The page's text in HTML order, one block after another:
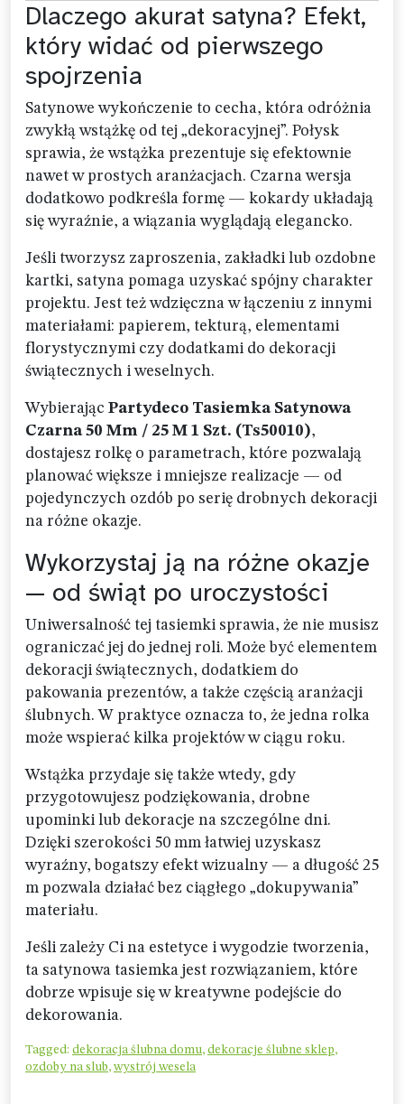
Dlaczego akurat satyna? Efekt,
który widać od pierwszego
spojrzenia
Satynowe wykończenie to cecha, która odróżnia
zwykłą wstążkę od tej „dekoracyjnej”. Połysk
sprawia, że wstążka prezentuje się efektownie
nawet w prostych aranżacjach. Czarna wersja
dodatkowo podkreśla formę — kokardy układają
się wyraźnie, a wiązania wyglądają elegancko.
Jeśli tworzysz zaproszenia, zakładki lub ozdobne
kartki, satyna pomaga uzyskać spójny charakter
projektu. Jest też wdzięczna w łączeniu z innymi
materiałami: papierem, tekturą, elementami
florystycznymi czy dodatkami do dekoracji
świątecznych i weselnych.
Wybierając Partydeco Tasiemka Satynowa
Czarna 50 Mm / 25 M 1 Szt. (Ts50010),
dostajesz rolkę o parametrach, które pozwalają
planować większe i mniejsze realizacje — od
pojedynczych ozdób po serię drobnych dekoracji
na różne okazje.
Wykorzystaj ją na różne okazje
— od świąt po uroczystości
Uniwersalność tej tasiemki sprawia, że nie musisz
ograniczać jej do jednej roli. Może być elementem
dekoracji świątecznych, dodatkiem do
pakowania prezentów, a także częścią aranżacji
ślubnych. W praktyce oznacza to, że jedna rolka
może wspierać kilka projektów w ciągu roku.
Wstążka przydaje się także wtedy, gdy
przygotowujesz podziękowania, drobne
upominki lub dekoracje na szczególne dni.
Dzięki szerokości 50 mm łatwiej uzyskasz
wyraźny, bogatszy efekt wizualny — a długość 25
m pozwala działać bez ciągłego „dokupywania”
materiału.
Jeśli zależy Ci na estetyce i wygodzie tworzenia,
ta satynowa tasiemka jest rozwiązaniem, które
dobrze wpisuje się w kreatywne podejście do
dekorowania.
Tagged: dekoracja ślubna domu, dekoracje ślubne sklep,
ozdoby na slub, wystrój wesela